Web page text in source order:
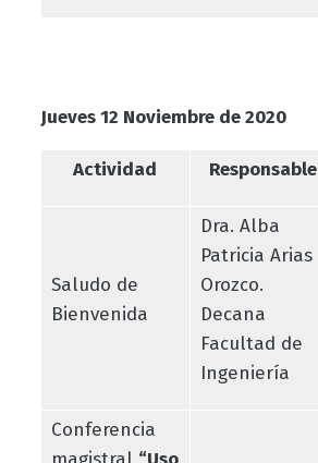
Jueves 12 Noviembre de 2020
Actividad Responsable
Saludo de
Bienvenida
Dra. Alba
Patricia Arias
Orozco.
Decana
Facultad de
Ingeniería
Conferencia